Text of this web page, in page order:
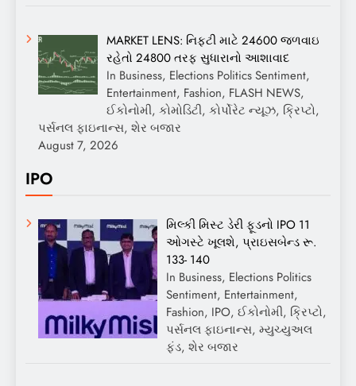
MARKET LENS: નિફ્ટી માટે 24600 જળવાઇ
રહેતો 24800 તરફ સુધારાનો આશાવાદ
In Business, Elections Politics Sentiment,
Entertainment, Fashion, FLASH NEWS,
ઈકોનોમી, કોમોડિટી, કોર્પોરેટ ન્યૂઝ, ક્રિપ્ટો,
પર્સનલ ફાઇનાન્સ, શેર બજાર
August 7, 2026
IPO
મિલ્કી મિસ્ટ ડેરી ફૂડનો IPO 11
ઓગસ્ટે ખૂલશે, પ્રાઇસબેન્ડ રૂ.
133- 140
In Business, Elections Politics
Sentiment, Entertainment,
Fashion, IPO, ઈકોનોમી, ક્રિપ્ટો,
પર્સનલ ફાઇનાન્સ, મ્યુચ્યુઅલ
ફંડ, શેર બજાર